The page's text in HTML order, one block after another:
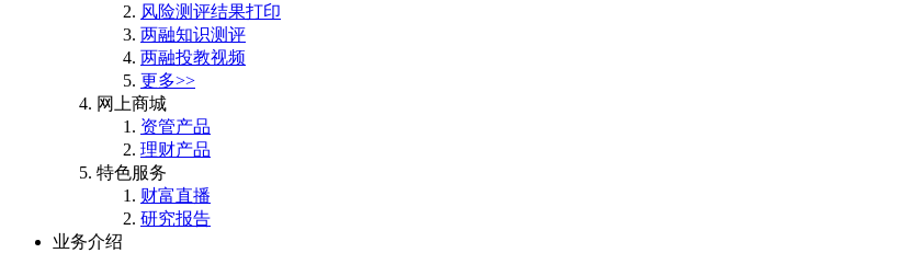
风险测评结果打印
两融知识测评
两融投教视频
更多>>
网上商城
资管产品
理财产品
特色服务
财富直播
研究报告
业务介绍